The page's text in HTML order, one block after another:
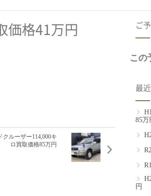
価格41万円
クルーザー114,000キ
ロ買取価格85万円
ご
この
最
85万
円